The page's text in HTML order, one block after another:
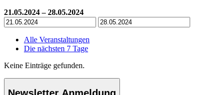
21.05.2024 – 28.05.2024
Alle Veranstaltungen
Die nächsten 7 Tage
Keine Einträge gefunden.